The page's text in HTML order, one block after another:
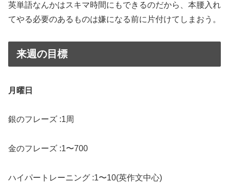
英単語なんかはスキマ時間にもできるのだから、本腰入れ
てやる必要のあるものは嫌になる前に片付けてしまおう。
来週の目標
月曜日
銀のフレーズ :1周
金のフレーズ :1〜700
ハイパートレーニング :1〜10(英作文中心)